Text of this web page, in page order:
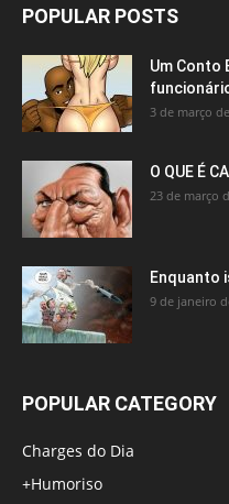
POPULAR POSTS
Um Conto
3 de março
O QUE É
23 de março
Enquanto
9 de janeiro
POPULAR CATEGORY
Charges do Dia
+Humoriso